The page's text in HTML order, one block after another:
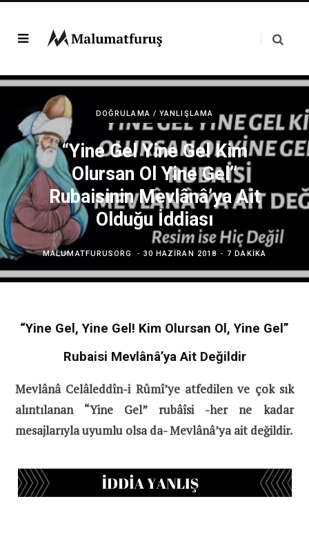
DOĞRULAMA / YANLIŞLAMA
“Yine Gel Yine Gel Kim
Olursan Ol Yine Gel”
Rubaisinin Mevlânâ’ya Ait
Olduğu İddiası
MALUMATFURUSORG 30 HAZIRAN 2018 7 DAKIKA
“Yine Gel, Yine Gel! Kim Olursan Ol, Yine Gel”
Rubaisi Mevlânâ’ya Ait Değildir
Mevlânâ Celâleddîn-i Rûmî’ye atfedilen ve çok sık
alıntılanan “Yine Gel” rubâîsi -her ne kadar
mesajlarıyla uyumlu olsa da- Mevlânâ’ya ait değildir.